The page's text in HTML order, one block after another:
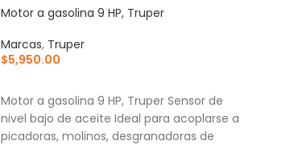
Motor a gasolina 9 HP, Truper
Marcas, Truper
$5,950.00
Motor a gasolina 9 HP, Truper Sensor de
nivel bajo de aceite Ideal para acoplarse a
picadoras, molinos, desgranadoras de